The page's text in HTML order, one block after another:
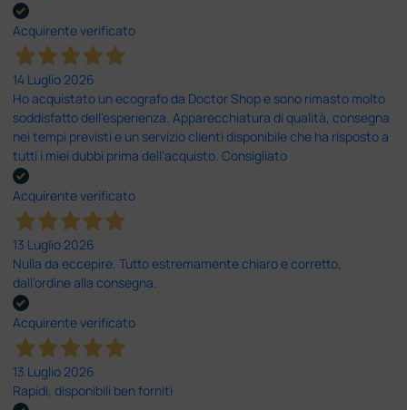
Acquirente verificato
14 Luglio 2026
Ho acquistato un ecografo da Doctor Shop e sono rimasto molto
soddisfatto dell'esperienza. Apparecchiatura di qualità, consegna
nei tempi previsti e un servizio clienti disponibile che ha risposto a
tutti i miei dubbi prima dell'acquisto. Consigliato
Acquirente verificato
13 Luglio 2026
Nulla da eccepire. Tutto estremamente chiaro e corretto,
dall’ordine alla consegna.
Acquirente verificato
13 Luglio 2026
Rapidi, disponibili ben forniti